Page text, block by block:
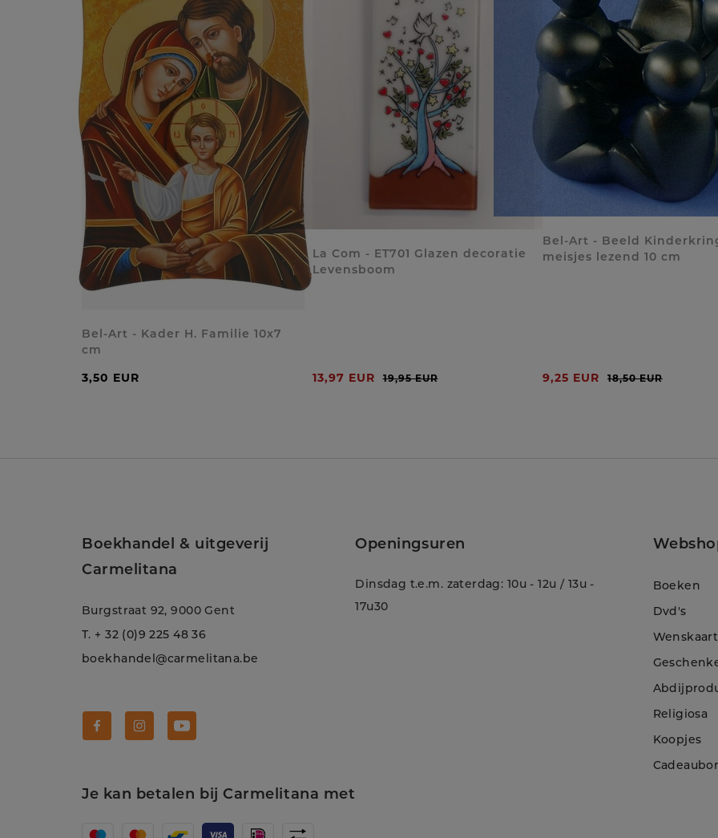
Bel-Art - Kader H. Familie 10x7
cm
3,50 EUR
La Com - ET701 Glazen decoratie
Levensboom
13,97 EUR 19,95 EUR
Bel-Art - Beeld
meisjes lezend 10 cm
9,25 EUR 18,50 EUR
Boekhandel & uitgeverij
Carmelitana
Burgstraat 92, 9000 Gent
T. + 32 (0)9 225 48 36
boekhandel@carmelitana.be
Openingsuren
Dinsdag t.e.m. zaterdag: 10u - 12u / 13u -
17u30
Je kan betalen bij Carmelitana met
Boeken
Dvd's
Religiosa
Koopjes